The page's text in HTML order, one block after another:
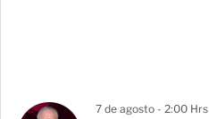
7 de agosto - 2:00 Hrs